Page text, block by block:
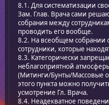
8.1. Для систематизации
Зам. Глав. Врача сами
собрания между
проводить его вообще.
8.2. На всеобщем собрании
сотрудники, которые
8.3. Категорически
неблагоприятной
(Митинги/Бунты/Массовые
этого пункта можно
усмотрение Гл. Врача.
8.4. Неадекватное